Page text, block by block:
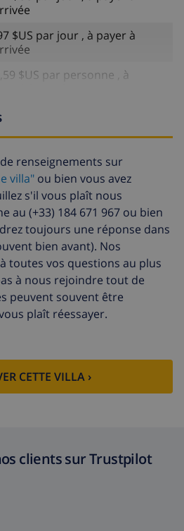
$US par jour , à payer à
$US par personne , à
$US par personne , à payer à
$US
sur consommation
(52,77 $US/HOUR)
du montant total
renseignements sur
villa" ou bien vous avez
s'il vous plaît nous
au (+33) 184 671 967 ou bien
toujours une réponse dans
bien avant). Nos
toutes vos questions au plus
à nous rejoindre tout de
peuvent souvent être
plaît réessayer.
CETTE VILLA ›
clients sur Trustpilot